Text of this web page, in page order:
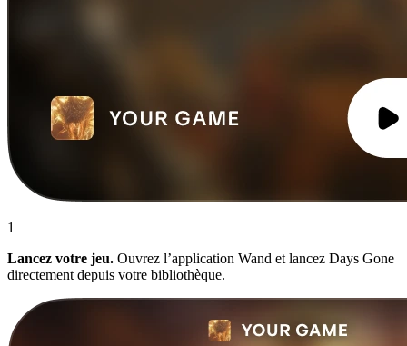
1
Lancez votre jeu. Ouvrez l’application Wand et lancez Days Gone
directement depuis votre bibliothèque.